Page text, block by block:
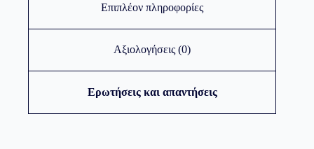
Επιπλέον πληροφορίες
Αξιολογήσεις (0)
Ερωτήσεις και απαντήσεις